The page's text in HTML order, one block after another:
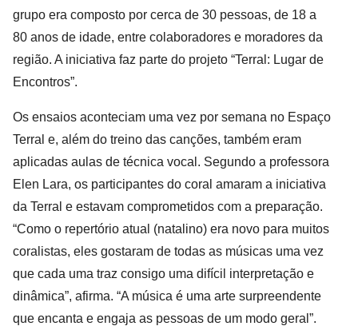
grupo era composto por cerca de 30 pessoas, de 18 a
80 anos de idade, entre colaboradores e moradores da
região. A iniciativa faz parte do projeto “Terral: Lugar de
Encontros”.
Os ensaios aconteciam uma vez por semana no Espaço
Terral e, além do treino das canções, também eram
aplicadas aulas de técnica vocal. Segundo a professora
Elen Lara, os participantes do coral amaram a iniciativa
da Terral e estavam comprometidos com a preparação.
“Como o repertório atual (natalino) era novo para muitos
coralistas, eles gostaram de todas as músicas uma vez
que cada uma traz consigo uma difícil interpretação e
dinâmica”, afirma. “A música é uma arte surpreendente
que encanta e engaja as pessoas de um modo geral”.